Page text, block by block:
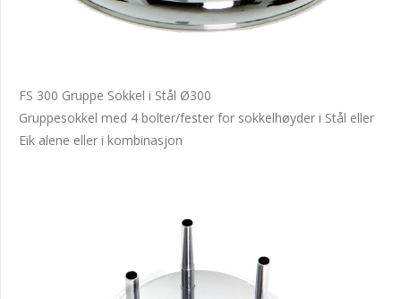
FS 300 Gruppe Sokkel i Stål Ø300
Gruppesokkel med 4 bolter/fester for sokkelhøyder i Stål eller
Eik alene eller i kombinasjon